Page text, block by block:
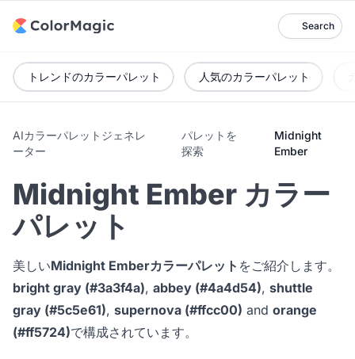
Search
トレンドのカラーパレット 人気のカラーパレット
AIカラーパレットジェネレ
ーター
パレットを
探索
Midnight
Ember
Midnight Ember カラー
パレット
美しいMidnight Emberカラーパレット をご紹介します。
bright gray (#3a3f4a), abbey (#4a4d54), shuttle
gray (#5c5e61), supernova (#ffcc00) and orange
(#ff5724)で構成されています。